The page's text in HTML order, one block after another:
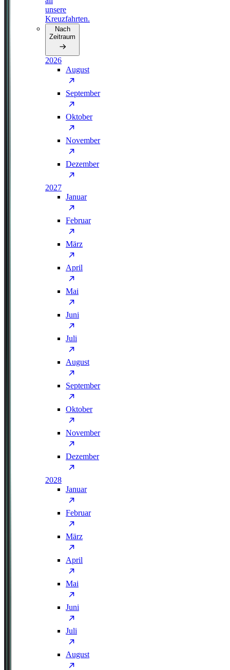
unsere
Kreuzfahrten.
Nach
Zeitraum
2026
August
September
Oktober
November
Dezember
2027
Januar
Februar
März
April
Mai
Juni
Juli
August
September
Oktober
November
Dezember
2028
Januar
Februar
März
April
Mai
Juni
Juli
August